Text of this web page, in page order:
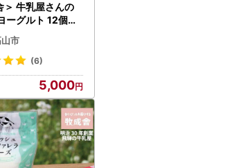
＞ 牛乳屋さんの
ーグルト 12個（
プ）| ヨーグルト
市
(6)
5,000